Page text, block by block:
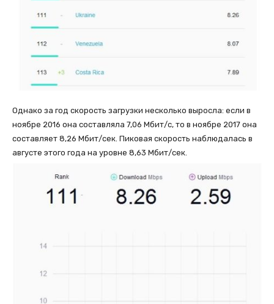
Однако за год скорость загрузки несколько выросла: если в
ноябре 2016 она составляла 7,06 Мбит/с, то в ноябре 2017 она
составляет 8,26 Мбит/сек. Пиковая скорость наблюдалась в
августе этого года на уровне 8,63 Мбит/сек.